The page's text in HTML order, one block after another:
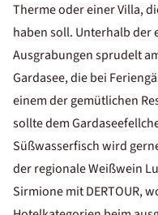
Therme oder einer Villa,
haben soll. Unterhalb der
Ausgrabungen sprudelt
Gardasee, die bei
einem der gemütlichen
sollte dem
Süßwasserfisch wird
der regionale Weißwein
Sirmione mit DERTOUR,